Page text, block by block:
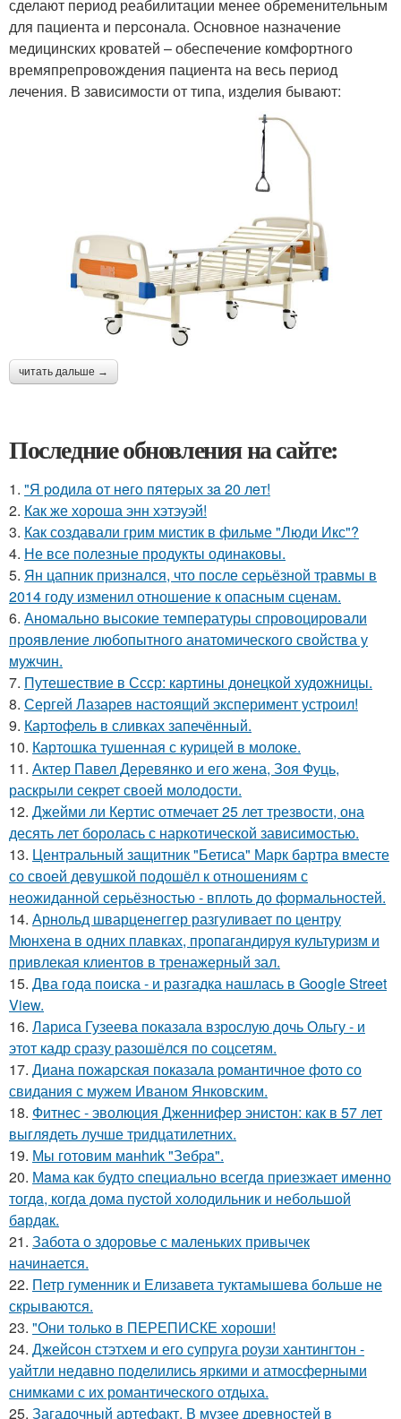
сделают период реабилитации менее обременительным
для пациента и персонала. Основное назначение
медицинских кроватей – обеспечение комфортного
времяпрепровождения пациента на весь период
лечения. В зависимости от типа, изделия бывают:
читать дальше →
Последние обновления на сайте:
1. "Я poдилa oт нeгo пятepых зa 20 лeт!
2. Как же хороша энн хэтэуэй!
3. Как создавали грим мистик в фильме "Люди Икс"?
4. Не все полезные продукты одинаковы.
5. Ян цапник признался, что после серьёзной травмы в
2014 году изменил отношение к опасным сценам.
6. Аномально высокие температуры спровоцировали
проявление любопытного анатомического свойства у
мужчин.
7. Путешествие в Ссср: картины донецкой художницы.
8. Сергей Лазарев настоящий эксперимент устроил!
9. Картофель в сливках запечённый.
10. Картошка тушенная с курицей в молоке.
11. Актер Павел Деревянко и его жена, Зоя Фуць,
раскрыли секрет своей молодости.
12. Джейми ли Кертис отмечает 25 лет трезвости, она
десять лет боролась с наркотической зависимостью.
13. Центральный защитник "Бетиса" Марк бартра вместе
со своей девушкой подошёл к отношениям с
неожиданной серьёзностью - вплоть до формальностей.
14. Арнольд шварценеггер разгуливает по центру
Мюнхена в одних плавках, пропагандируя культуризм и
привлекая клиентов в тренажерный зал.
15. Два года поиска - и разгадка нашлась в Google Street
View.
16. Лариса Гузеева показала взрослую дочь Ольгу - и
этот кадр сразу разошёлся по соцсетям.
17. Диана пожарская показала романтичное фото со
свидания с мужем Иваном Янковским.
18. Фитнес - эволюция Дженнифер энистон: как в 57 лет
выглядеть лучше тридцатилетних.
19. Мы готовим мaнhиk "Зeбpa".
20. Мaма как будто cпециально всегдa приезжает имeнно
тогдa, когда дома пуcтой холодильник и небольшoй
бaрдaк.
21. Забота о здоровье с маленьких привычек
начинается.
22. Петр гуменник и Елизавета туктамышева больше не
скрываются.
23. "Они только в ПЕРЕПИСКЕ хороши!
24. Джейсон стэтхем и его супруга роузи хантингтон -
уайтли недавно поделились яркими и атмосферными
снимками с их романтического отдыха.
25. Загадочный артефакт. В музее древностей в